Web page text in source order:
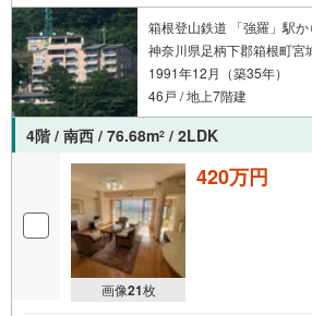
箱根登山鉄道 「強羅」駅
神奈川県足柄下郡箱根町宮
1991年12月（築35年）
46戸 / 地上7階建
4階 / 南西 / 76.68m2 / 2LDK
画像21枚
420万円